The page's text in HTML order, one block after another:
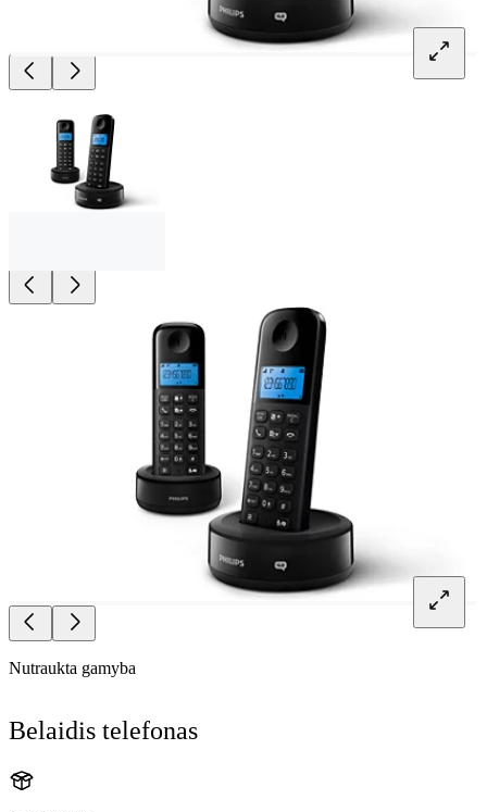
Nutraukta gamyba
Belaidis telefonas